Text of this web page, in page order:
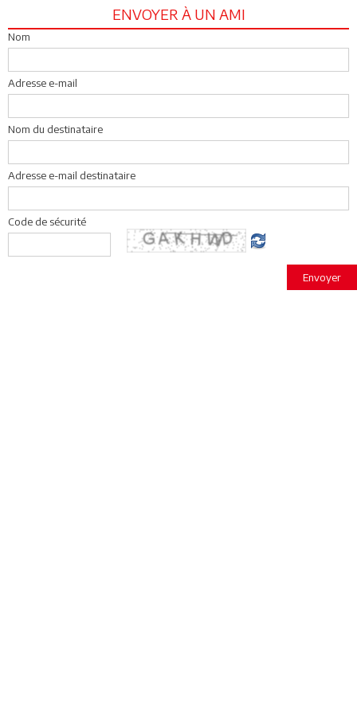
ENVOYER À UN AMI
Nom
Adresse e-mail
Nom du destinataire
Adresse e-mail destinataire
Code de sécurité
Envoyer